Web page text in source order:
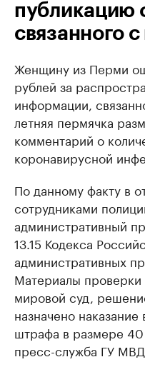
публикацию
связанного
Женщину из Перми
рублей за
информации,
летняя пермячка
комментарий о
коронавирусной
По данному факту в
сотрудниками
административный
13.15 Кодекса
административных
Материалы
мировой суд,
назначено
штрафа в размере
пресс-служба ГУ